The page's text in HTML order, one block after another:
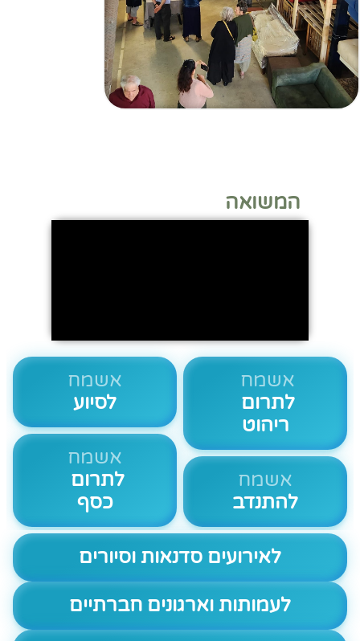
המשואה
אשמח
לתרום
ריהוט
אשמח
להתנדב
אשמח
לסיוע
אשמח
לתרום
כסף
לאירועים סדנאות וסיורים
לעמותות וארגונים חברתיים